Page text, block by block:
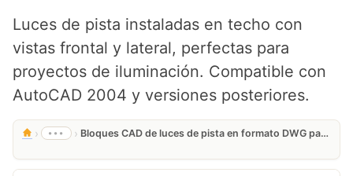
Luces de pista instaladas en techo con
vistas frontal y lateral, perfectas para
proyectos de iluminación. Compatible con
AutoCAD 2004 y versiones posteriores.
› ••• › Bloques CAD de luces de pista en formato DWG para AutoCAD – Gratis